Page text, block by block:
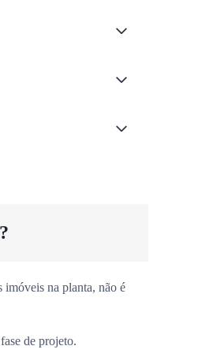
imóveis na planta, não é
de projeto.